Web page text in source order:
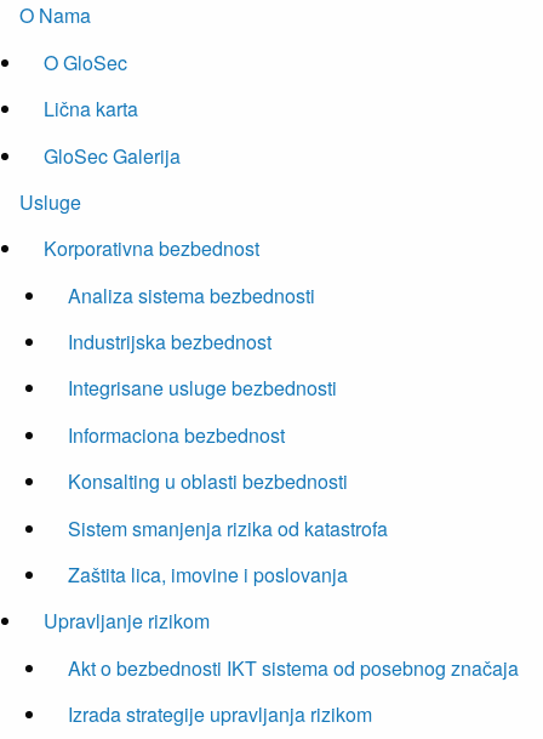
O Nama
O GloSec
Lična karta
GloSec Galerija
Usluge
Korporativna bezbednost
Analiza sistema bezbednosti
Industrijska bezbednost
Integrisane usluge bezbednosti
Informaciona bezbednost
Konsalting u oblasti bezbednosti
Sistem smanjenja rizika od katastrofa
Zaštita lica, imovine i poslovanja
Upravljanje rizikom
Akt o bezbednosti IKT sistema od posebnog značaja
Izrada strategije upravljanja rizikom